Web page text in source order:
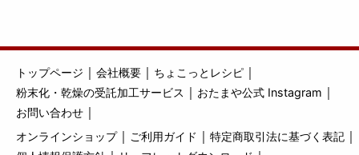
トップページ ｜ 会社概要 ｜ ちょこっとレシピ ｜
粉末化・乾燥の受託加工サービス ｜ おたまや公式 Instagram ｜
お問い合わせ ｜
オンラインショップ｜ ご利用ガイド ｜ 特定商取引法に基づく表記 ｜